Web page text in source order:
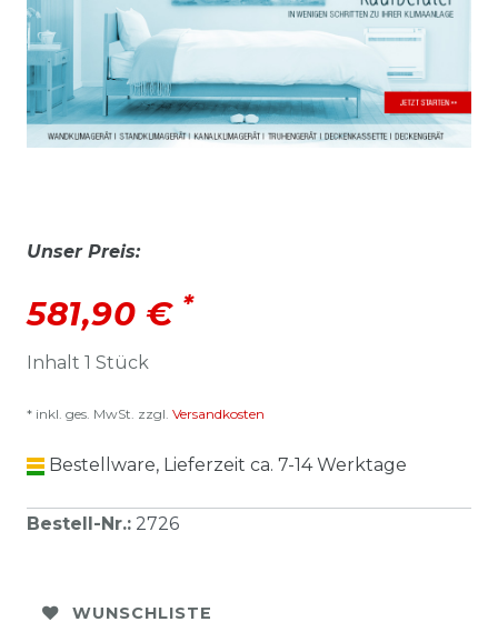
Unser Preis:
581,90 € *
Inhalt 1 Stück
* inkl. ges. MwSt. zzgl. Versandkosten
Bestellware, Lieferzeit ca. 7-14 Werktage
Bestell-Nr.: 2726
WUNSCHLISTE